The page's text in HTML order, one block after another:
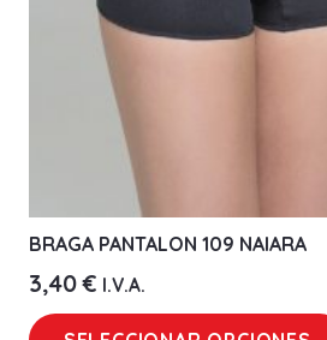
BRAGA PANTALON 109 NAIARA
3,40€ I.V.A.